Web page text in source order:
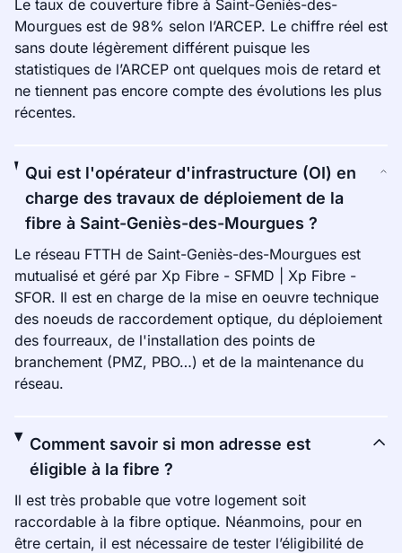
Le taux de couverture fibre à Saint-Geniès-des-
Mourgues est de 98% selon l’ARCEP. Le chiffre réel est
sans doute légèrement différent puisque les
statistiques de l’ARCEP ont quelques mois de retard et
ne tiennent pas encore compte des évolutions les plus
récentes.
Qui est l'opérateur d'infrastructure (OI) en
charge des travaux de déploiement de la
fibre à Saint-Geniès-des-Mourgues ?
Le réseau FTTH de Saint-Geniès-des-Mourgues est
mutualisé et géré par Xp Fibre - SFMD | Xp Fibre -
SFOR. Il est en charge de la mise en oeuvre technique
des noeuds de raccordement optique, du déploiement
des fourreaux, de l'installation des points de
branchement (PMZ, PBO…) et de la maintenance du
réseau.
Comment savoir si mon adresse est
éligible à la fibre ?
Il est très probable que votre logement soit
raccordable à la fibre optique. Néanmoins, pour en
être certain, il est nécessaire de tester l’éligibilité de